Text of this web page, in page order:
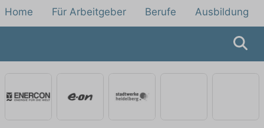
Home Für Arbeitgeber Berufe Ausbildung